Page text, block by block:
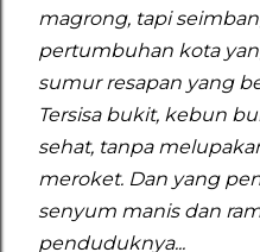
magrong, tapi
pertumbuhan kota
sumur resapan yang
Tersisa bukit, kebun
sehat, tanpa
meroket. Dan yang
senyum manis dan
penduduknya...